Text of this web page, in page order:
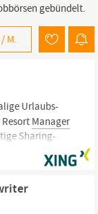
gebündelt.
/ M.
Urlaubs-
Manager
Sharing-
wir die
Mit über